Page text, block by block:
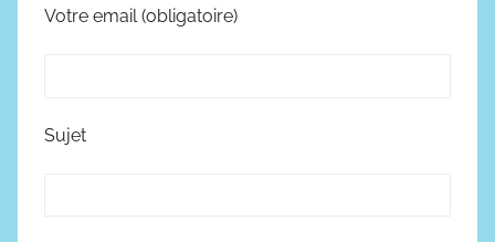
Votre email (obligatoire)
Sujet